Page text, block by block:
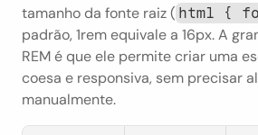
tamanho da fonte raiz ( html {
padrão, 1rem equivale a 16px. A
REM é que ele permite criar uma
coesa e responsiva, sem precisar
manualmente.